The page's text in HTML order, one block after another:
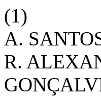
(1)
A.
R.